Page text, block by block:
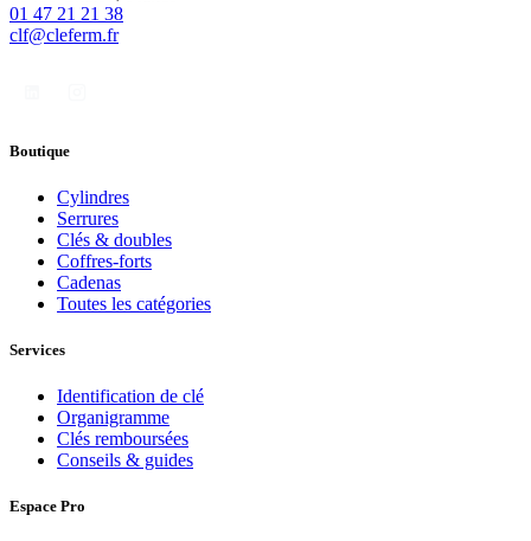
01 47 21 21 38
clf@cleferm.fr
Boutique
Cylindres
Serrures
Clés & doubles
Coffres-forts
Cadenas
Toutes les catégories
Services
Identification de clé
Organigramme
Clés remboursées
Conseils & guides
Espace Pro